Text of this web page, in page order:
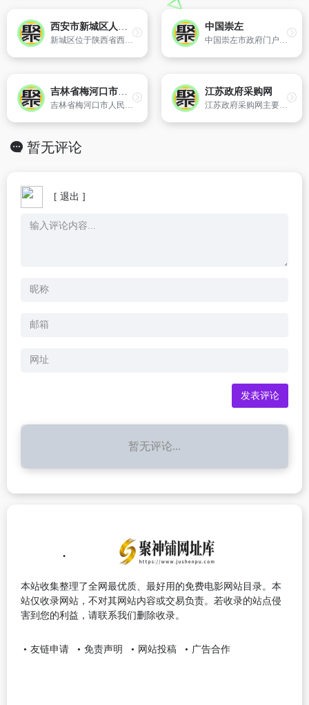
西安市新城区人民政府
新城区位于陕西省西安市城区东北部,跨越城墙内外,是西安市三个中心城区之一。东以长乐路的东方厂铁路专用线与灞桥区为界,南以东大街和永乐路与碑林区接壤,以咸宁路、建工路、康宁路与雁塔区相连,西以北大街与莲湖区毗邻,北以啤酒路和龙首北路与未央区为界,是陕西省政府和省市机关的所在地。
中国崇左
中国崇左市政府门户网站内容包含崇左的概况、时讯、政务、文化旅游等,并为公众提供与生活和工作密切相关的各类公共服务和实用信息查询。
吉林省梅河口市政府官网
吉林省梅河口市人民政府主办
江苏政府采购网
江苏政府采购网主要发布国家采购与招标政策法规动态、发布有关职能部门审批的建设项目的项目招标及项目的工程、设计、施工、设备采购等招标信息,为用户提供江苏省新详细的各种采购信息及有关政府采购的动态信息。
暂无评论
[ 退出 ]
暂无评论...
本站收集整理了全网最优质、最好用的免费电影网站目录。本
站仅收录网站，不对其网站内容或交易负责。若收录的站点侵
害到您的利益，请联系我们删除收录。
友链申请 免责声明 网站投稿 广告合作